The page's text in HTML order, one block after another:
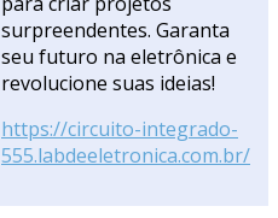
surpreendentes. Garanta
seu futuro na eletrônica e
revolucione suas ideias!
https://circuito-integrado-
555.labdeeletronica.com.br/